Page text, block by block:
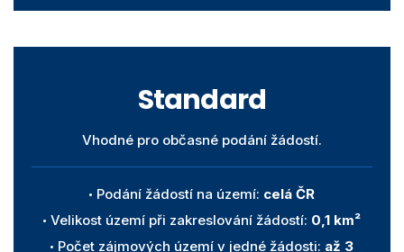
Standard
Vhodné pro občasné podání žádostí.
Podání žádostí na území: celá ČR
Velikost území při zakreslování žádostí: 0,1 km²
Počet zájmových území v jedné žádosti: až 3